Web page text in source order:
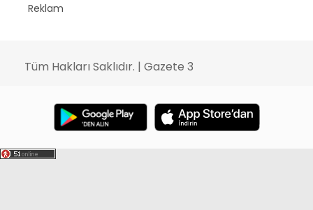
Reklam
Tüm Hakları Saklıdır. | Gazete 3